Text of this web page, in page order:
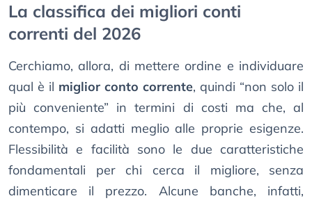
La classifica dei migliori conti
correnti del 2026
Cerchiamo, allora, di mettere ordine e individuare
qual è il miglior conto corrente, quindi “non solo il
più conveniente” in termini di costi ma che, al
contempo, si adatti meglio alle proprie esigenze.
Flessibilità e facilità sono le due caratteristiche
fondamentali per chi cerca il migliore, senza
dimenticare il prezzo. Alcune banche, infatti,